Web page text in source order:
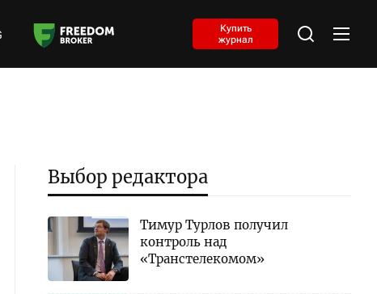
Купить
журнал
Выбор редактора
Тимур Турлов получил
контроль над
«Транстелекомом»